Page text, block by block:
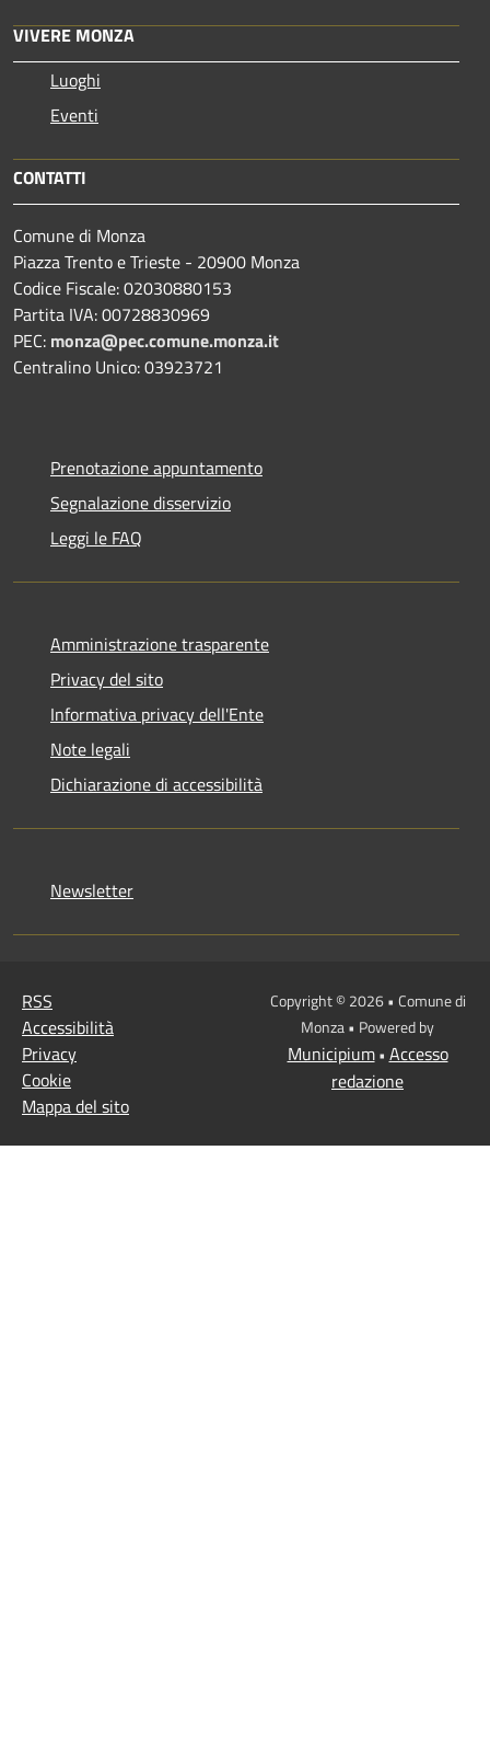
VIVERE MONZA
Luoghi
Eventi
CONTATTI
Comune di Monza
Piazza Trento e Trieste - 20900 Monza
Codice Fiscale: 02030880153
Partita IVA: 00728830969
PEC: monza@pec.comune.monza.it
Centralino Unico: 03923721
Prenotazione appuntamento
Segnalazione disservizio
Leggi le FAQ
Amministrazione trasparente
Privacy del sito
Informativa privacy dell'Ente
Note legali
Dichiarazione di accessibilità
Newsletter
RSS
Accessibilità
Privacy
Cookie
Mappa del sito
Copyright © 2026 • Comune di
Monza • Powered by
Municipium• Accesso
redazione